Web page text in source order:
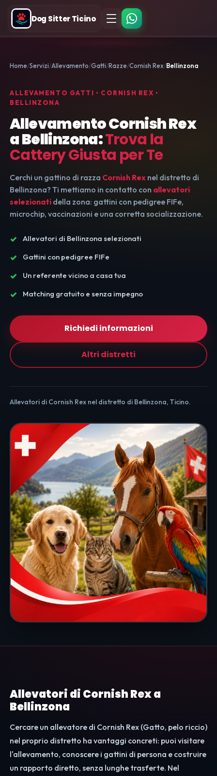
Dog Sitter Ticino
Home Servizi Allevamento Gatti Razze Cornish Rex Bellinzona
ALLEVAMENTO GATTI • CORNISH REX •
BELLINZONA
Allevamento Cornish Rex
a Bellinzona:Trova la
Cattery Giusta per Te
Cerchi un gattino di razza Cornish Rex nel distretto di
Bellinzona? Ti mettiamo in contatto con allevatori
selezionati della zona: gattini con pedigree FIFe,
microchip, vaccinazioni e una corretta socializzazione.
Allevatori di Bellinzona selezionati
Gattini con pedigree FIFe
Un referente vicino a casa tua
Matching gratuito e senza impegno
Richiedi informazioni
Altri distretti
Allevatori di Cornish Rex nel distretto di Bellinzona, Ticino.
Allevatori di Cornish Rex a
Bellinzona
Cercare un allevatore di Cornish Rex (Gatto, pelo riccio)
nel proprio distretto ha vantaggi concreti: puoi visitare
l'allevamento, conoscere i gattini di persona e costruire
un rapporto diretto, senza lunghe trasferte. Nel